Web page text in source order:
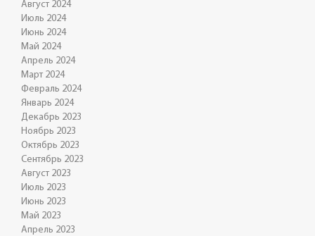
Август 2024
Июль 2024
Июнь 2024
Май 2024
Апрель 2024
Март 2024
Февраль 2024
Январь 2024
Декабрь 2023
Ноябрь 2023
Октябрь 2023
Сентябрь 2023
Август 2023
Июль 2023
Июнь 2023
Май 2023
Апрель 2023